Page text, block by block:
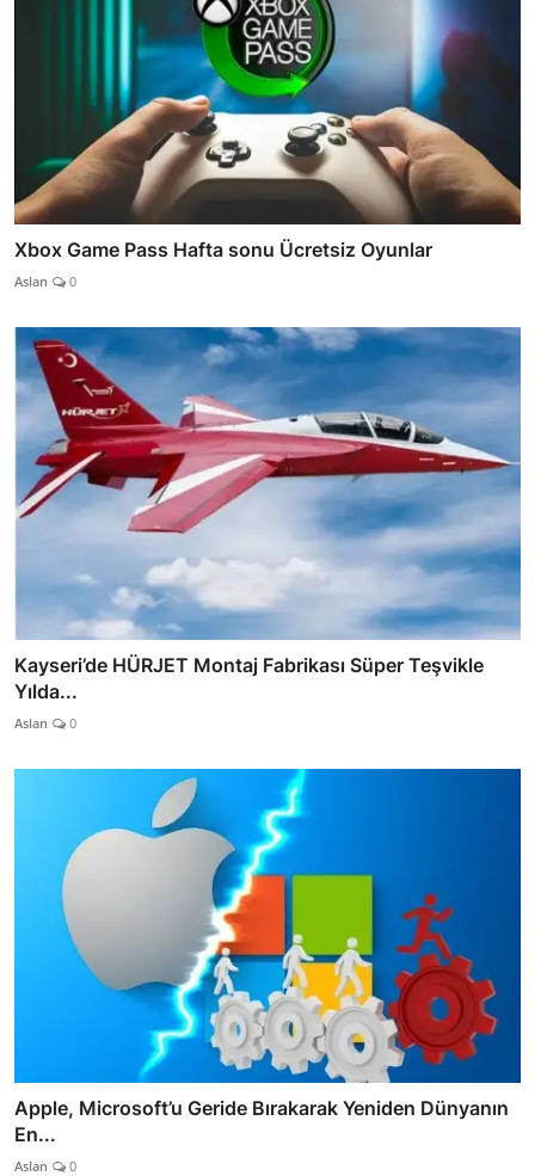
Xbox Game Pass Hafta sonu Ücretsiz Oyunlar
Aslan 0
Kayseri’de HÜRJET Montaj Fabrikası Süper Teşvikle
Yılda...
Aslan 0
Apple, Microsoft’u Geride Bırakarak Yeniden Dünyanın
En...
Aslan 0